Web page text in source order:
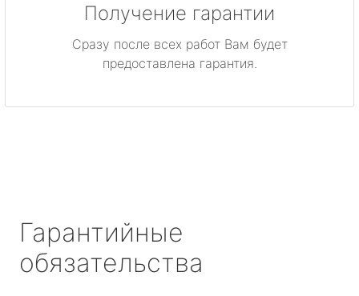
Получение гарантии
Сразу после всех работ Вам будет
предоставлена гарантия.
Гарантийные
обязательства